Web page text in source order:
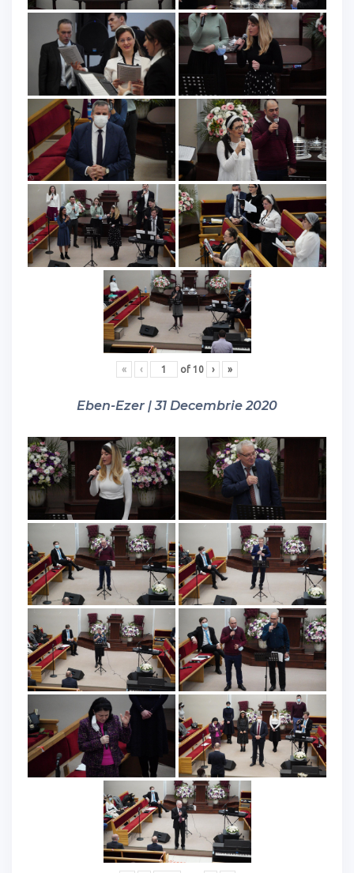
« ‹ of 10 › »
Eben-Ezer | 31 Decembrie 2020